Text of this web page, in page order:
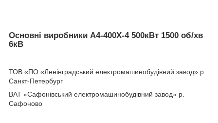
Основні виробники A4-400X-4 500кВт 1500 об/хв
6кВ
ТОВ «ПО «Ленінградський електромашинобудівний завод» р.
Санкт-Петербург
ВАТ «Сафонівський електромашинобудівний завод» р.
Сафоново